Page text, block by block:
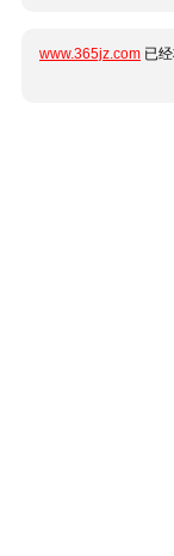
www.365jz.com 已